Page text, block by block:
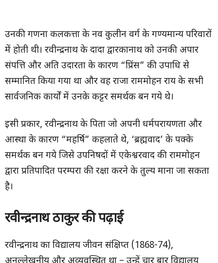
उनकी गणना कलकत्ता के नव कुलीन वर्ग के गण्यमान्य परिवारों
में होती थी। रवीन्द्रनाथ के दादा द्वारकानाथ को उनकी अपार
संपत्ति और अति उदारता के कारण “प्रिंस” की उपाधि से
सम्मानित किया गया था और वह राजा राममोहन राय के सभी
सार्वजनिक कार्यों में उनके कट्टर समर्थक बन गये थे।
इसी प्रकार, रवीन्द्रनाथ के पिता जो अपनी धर्मपरायणता और
आस्था के कारण “महर्षि” कहलाते थे, ‘ब्रह्मवाद’ के पक्के
समर्थक बन गये जिसे उपनिषदों में एकेश्वरवाद की राममोहन
द्वारा प्रतिपादित परम्परा की रक्षा करने के तुल्य माना जा सकता
है।
रवीन्द्रनाथ ठाकुर की पढ़ाई
रवीन्द्रनाथ का विद्यालय जीवन संक्षिप्त (1868-74),